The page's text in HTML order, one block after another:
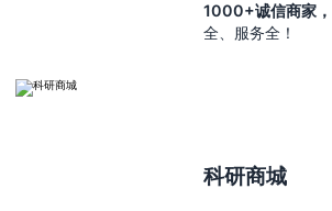
1000+诚信商家，
全、服务全！
科研商城